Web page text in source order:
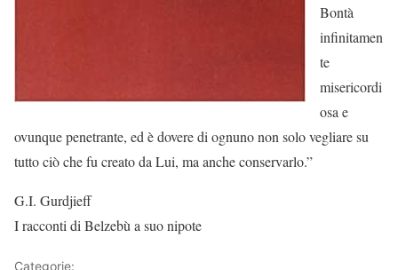
Bontà
infinitamen
te
misericordi
osa e
ovunque penetrante, ed è dovere di ognuno non solo vegliare su
tutto ciò che fu creato da Lui, ma anche conservarlo.”
G.I. Gurdjieff
I racconti di Belzebù a suo nipote
Categorie: